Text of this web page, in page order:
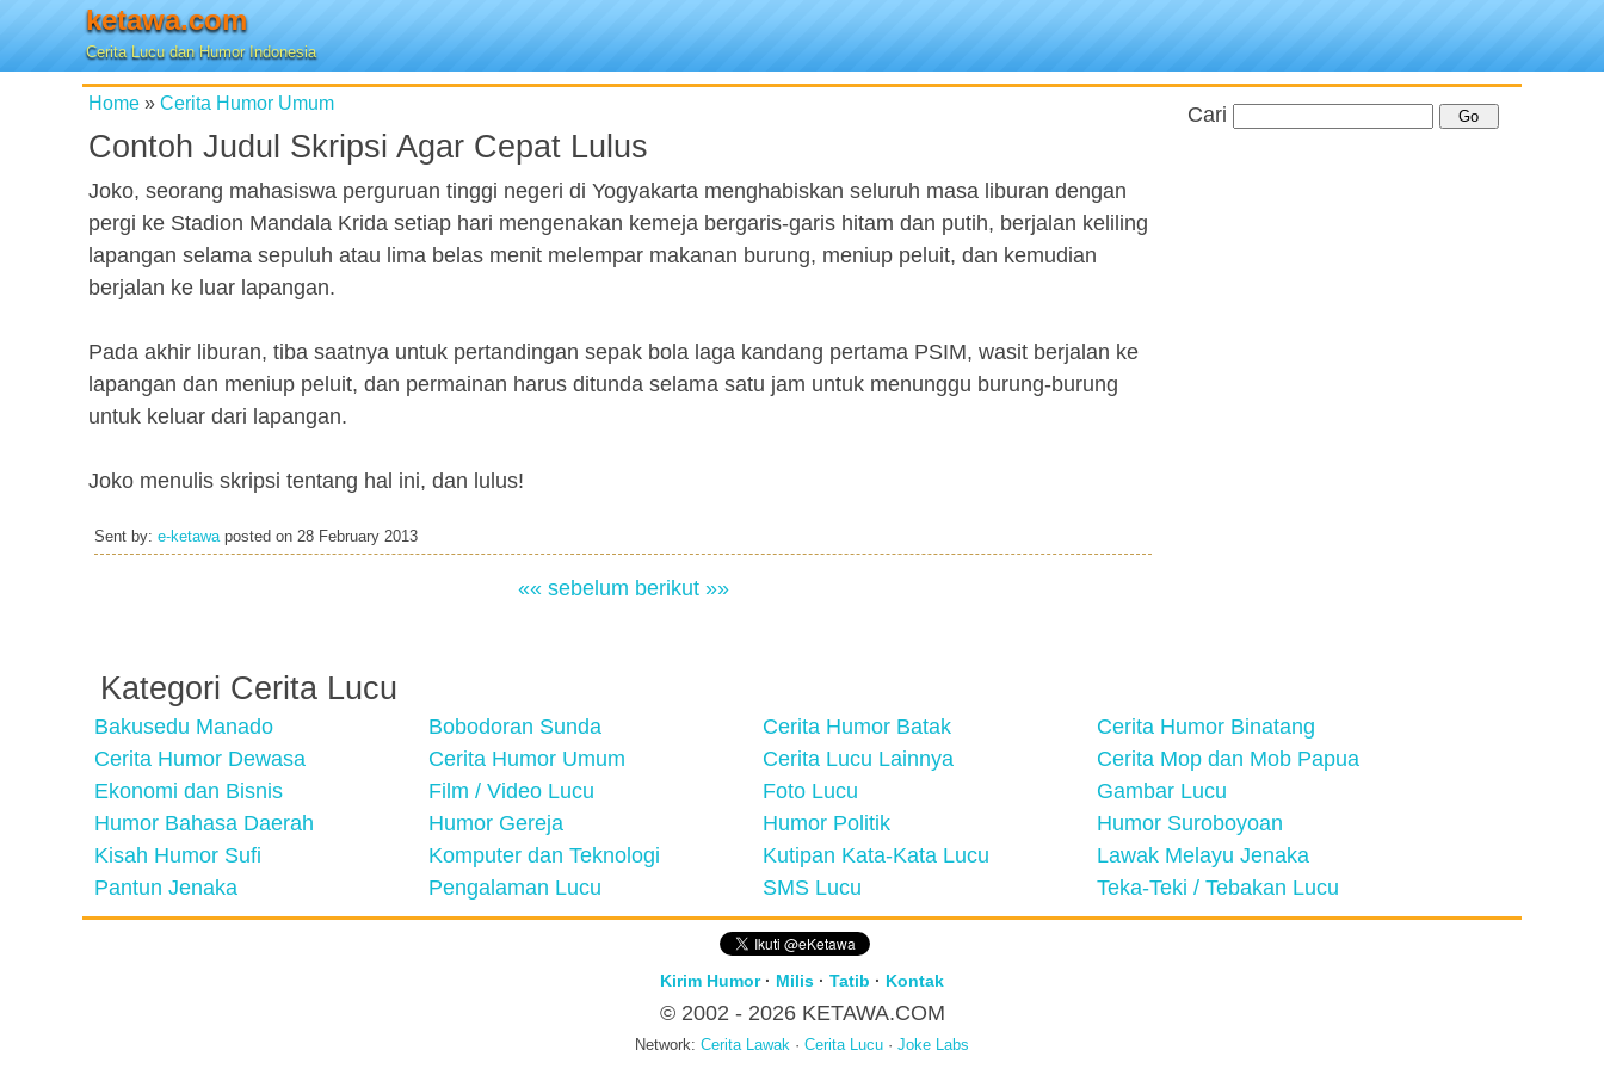
ketawa.com
Cerita Lucu dan Humor Indonesia
Home » Cerita Humor Umum
Contoh Judul Skripsi Agar Cepat Lulus
Joko, seorang mahasiswa perguruan tinggi negeri di Yogyakarta menghabiskan seluruh masa liburan dengan
pergi ke Stadion Mandala Krida setiap hari mengenakan kemeja bergaris-garis hitam dan putih, berjalan keliling
lapangan selama sepuluh atau lima belas menit melempar makanan burung, meniup peluit, dan kemudian
berjalan ke luar lapangan.
Pada akhir liburan, tiba saatnya untuk pertandingan sepak bola laga kandang pertama PSIM, wasit berjalan ke
lapangan dan meniup peluit, dan permainan harus ditunda selama satu jam untuk menunggu burung-burung
untuk keluar dari lapangan.
Joko menulis skripsi tentang hal ini, dan lulus!
Sent by: e-ketawaposted on 28 February 2013
«« sebelum berikut »»
Cari
Kategori Cerita Lucu
Bakusedu Manado Bobodoran Sunda Cerita Humor Batak
Cerita Humor Binatang
Cerita Humor Dewasa
Cerita Humor Umum Cerita Lucu Lainnya
Cerita Mop dan Mob Papua
Ekonomi dan Bisnis
Film / Video Lucu Foto Lucu
Gambar Lucu
Humor Bahasa Daerah
Humor Gereja Humor Politik
Humor Suroboyoan
Kisah Humor Sufi
Komputer dan Teknologi Kutipan Kata-Kata Lucu
Lawak Melayu Jenaka
Pantun Jenaka
Pengalaman Lucu SMS Lucu Teka-Teki / Tebakan Lucu
Kirim Humor· Milis · Tatib · Kontak
© 2002 - 2026 KETAWA.COM
Network: Cerita Lawak · Cerita Lucu · Joke Labs